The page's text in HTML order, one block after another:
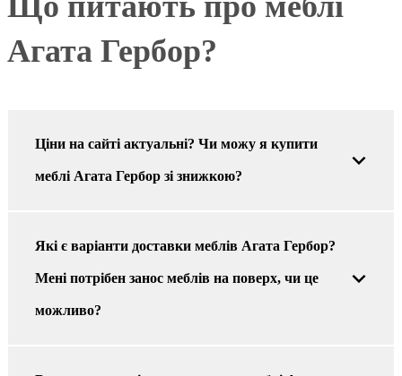
Агата Гербор?
Ціни на сайті актуальні? Чи можу я купити
меблі Агата Гербор зі знижкою?
Які є варіанти доставки меблів Агата Гербор?
Мені потрібен занос меблів на поверх, чи це
можливо?